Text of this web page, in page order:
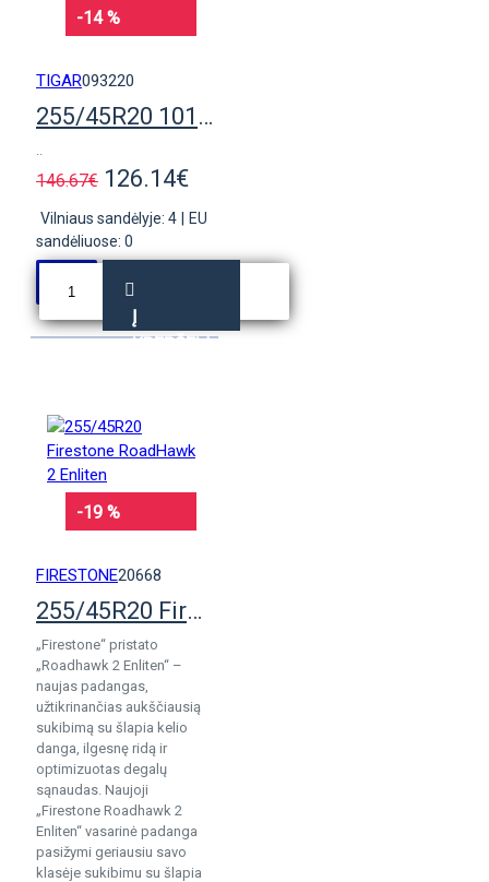
-14 %
TIGAR093220
255/45R20 101W Tigar SUV Summer
..
146.67€ 126.14€
Vilniaus sandėlyje: 4
EU
sandėliuose: 0
Į
KREPŠELĮ
-19 %
FIRESTONE20668
255/45R20 Firestone RoadHawk 2 Enliten
„Firestone“ pristato
„Roadhawk 2 Enliten“ –
naujas padangas,
užtikrinančias aukščiausią
sukibimą su šlapia kelio
danga, ilgesnę ridą ir
optimizuotas degalų
sąnaudas. Naujoji
„Firestone Roadhawk 2
Enliten“ vasarinė padanga
pasižymi geriausiu savo
klasėje sukibimu su šlapia